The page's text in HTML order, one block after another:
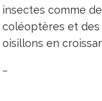
insectes comme
coléoptères et des
oisillons en
–